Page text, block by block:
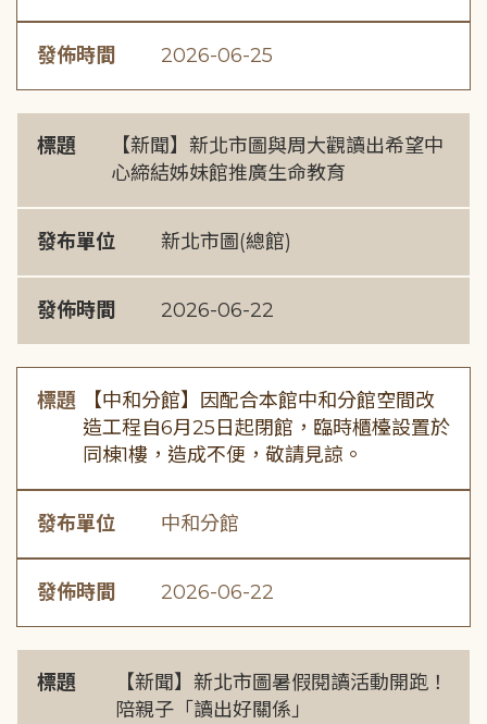
發佈時間 2026-06-25
標題
【新聞】新北市圖與周大觀讀出希望中
心締結姊妹館推廣生命教育
發布單位 新北市圖(總館)
發佈時間 2026-06-22
標題
【中和分館】因配合本館中和分館空間改
造工程自6月25日起閉館，臨時櫃檯設置於
同棟1樓，造成不便，敬請見諒。
發布單位 中和分館
發佈時間 2026-06-22
標題
【新聞】新北市圖暑假閱讀活動開跑！
陪親子「讀出好關係」